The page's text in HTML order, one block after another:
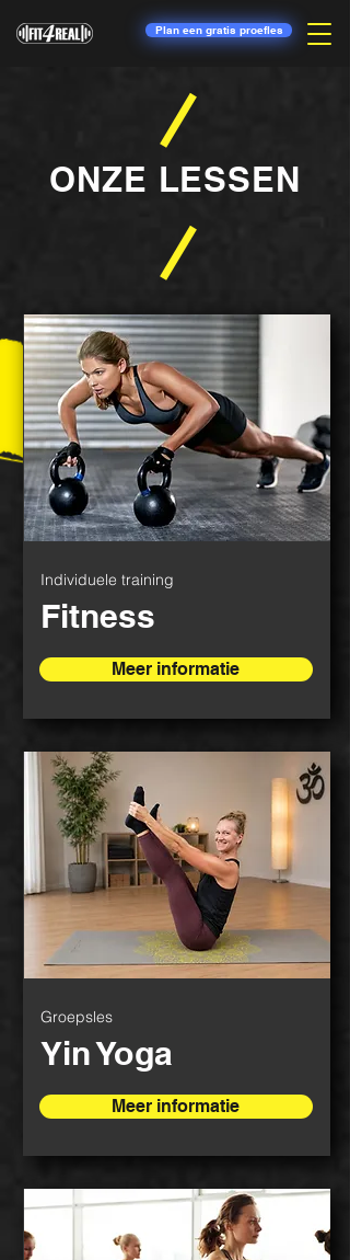
Plan een gratis proefles
ONZE LESSEN
Individuele training
Fitness
Meer informatie
Groepsles
Yin Yoga
Meer informatie